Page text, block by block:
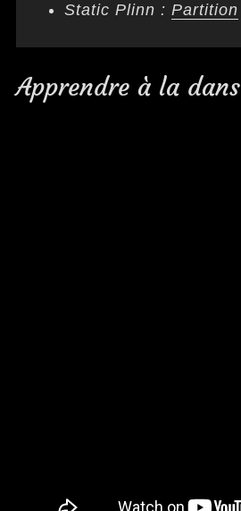
Static Plinn : Partition
Apprendre à la